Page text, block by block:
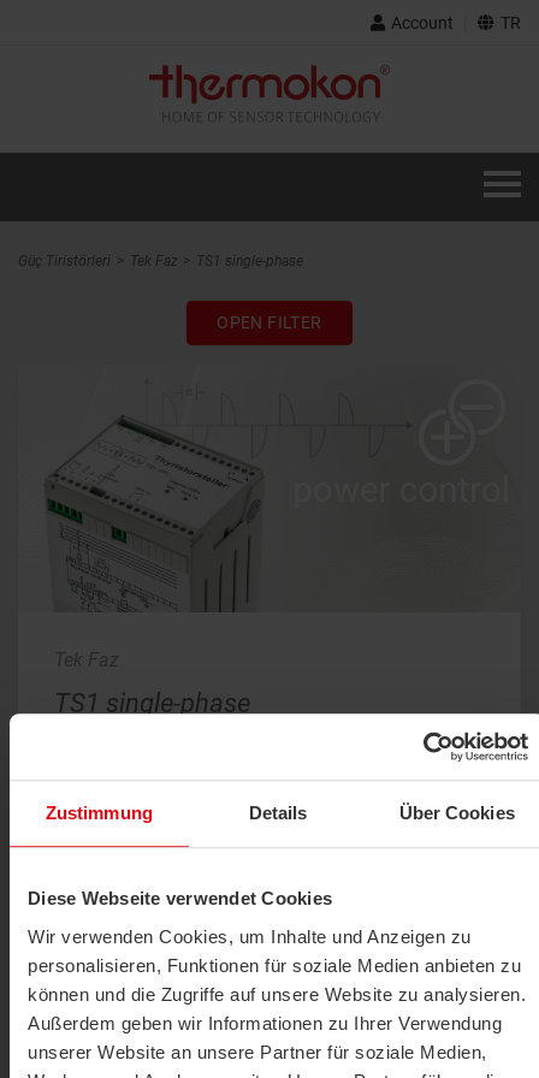
Zustimmung Details Über Cookies
Diese Webseite verwendet Cookies
Wir verwenden Cookies, um Inhalte und Anzeigen zu
personalisieren, Funktionen für soziale Medien anbieten zu
können und die Zugriffe auf unsere Website zu analysieren.
Außerdem geben wir Informationen zu Ihrer Verwendung
unserer Website an unsere Partner für soziale Medien,
Account TR
Güç Tiristörleri Tek Faz TS1 single-phase
OPEN FILTER
Tek Faz
TS1 single-phase
uygulamalarının (örneğin fanlar, pompalar, lambalar,
ısıtma bobinleri, endüstriyel fırınlar) yükünü veya gücünü
kontrol etmek için kullanılır. Sağlam ve kompakt tasarımı,
sorunsuz kurulum ve yüksek verimlilik derecesine sahip
Technical data BIM Data sheets Software
Images Conformity Tender texts